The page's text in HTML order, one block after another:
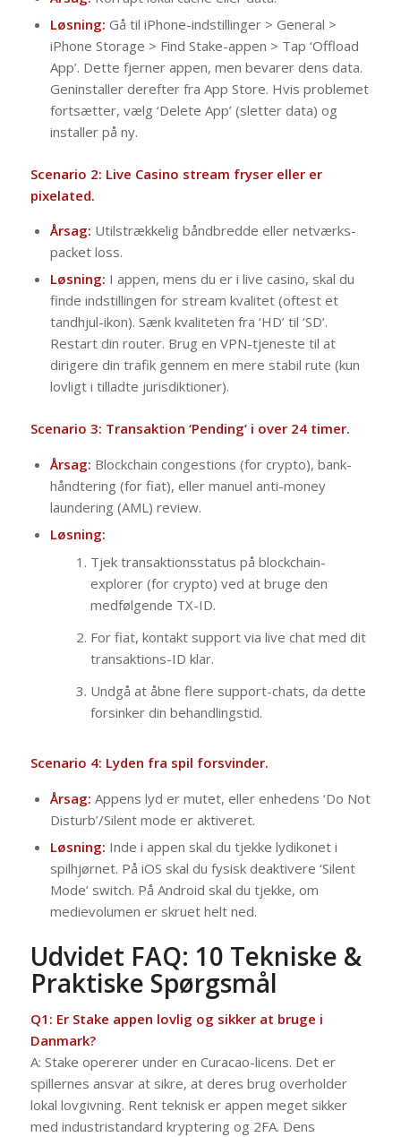
Løsning: Gå til iPhone-indstillinger > General >
iPhone Storage > Find Stake-appen > Tap ‘Offload
App’. Dette fjerner appen, men bevarer dens data.
Geninstaller derefter fra App Store. Hvis problemet
fortsætter, vælg ‘Delete App’ (sletter data) og
installer på ny.
Scenario 2: Live Casino stream fryser eller er
pixelated.
Årsag: Utilstrækkelig båndbredde eller netværks-
packet loss.
Løsning: I appen, mens du er i live casino, skal du
finde indstillingen for stream kvalitet (oftest et
tandhjul-ikon). Sænk kvaliteten fra ‘HD’ til ‘SD’.
Restart din router. Brug en VPN-tjeneste til at
dirigere din trafik gennem en mere stabil rute (kun
lovligt i tilladte jurisdiktioner).
Scenario 3: Transaktion ‘Pending’ i over 24 timer.
Årsag: Blockchain congestions (for crypto), bank-
håndtering (for fiat), eller manuel anti-money
laundering (AML) review.
Løsning:
Tjek transaktionsstatus på blockchain-
explorer (for crypto) ved at bruge den
medfølgende TX-ID.
For fiat, kontakt support via live chat med dit
transaktions-ID klar.
Undgå at åbne flere support-chats, da dette
forsinker din behandlingstid.
Scenario 4: Lyden fra spil forsvinder.
Årsag: Appens lyd er mutet, eller enhedens ‘Do Not
Disturb’/Silent mode er aktiveret.
Løsning: Inde i appen skal du tjekke lydikonet i
spilhjørnet. På iOS skal du fysisk deaktivere ‘Silent
Mode’ switch. På Android skal du tjekke, om
medievolumen er skruet helt ned.
Udvidet FAQ: 10 Tekniske &
Praktiske Spørgsmål
Q1: Er Stake appen lovlig og sikker at bruge i
Danmark?
A: Stake opererer under en Curacao-licens. Det er
spillernes ansvar at sikre, at deres brug overholder
lokal lovgivning. Rent teknisk er appen meget sikker
med industristandard kryptering og 2FA. Dens